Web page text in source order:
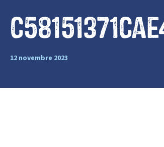
12 novembre 2023